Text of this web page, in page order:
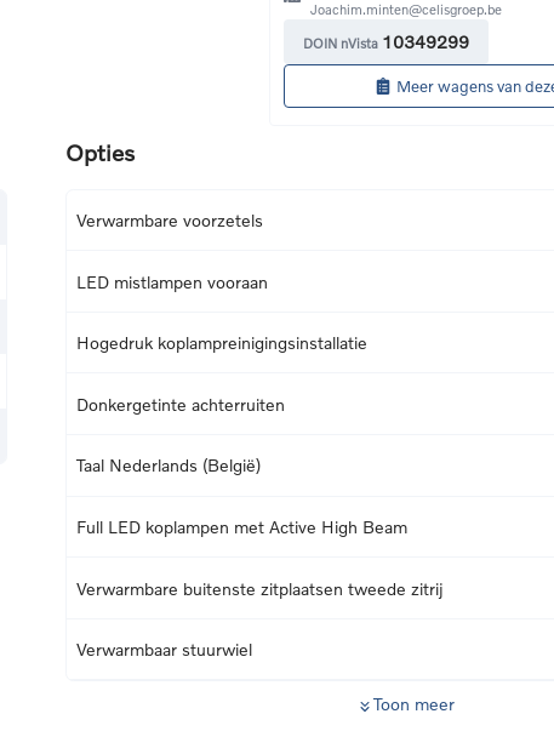
Joachim.minten@celisgroep.be
DOIN nVista 10349299
Meer wagens van
Opties
Verwarmbare voorzetels
LED mistlampen vooraan
Hogedruk koplampreinigingsinstallatie
Donkergetinte achterruiten
Taal Nederlands (België)
Full LED koplampen met Active High Beam
Verwarmbare buitenste zitplaatsen tweede zitrij
Verwarmbaar stuurwiel
Toon meer